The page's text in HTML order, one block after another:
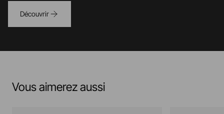
Découvrir
Vous aimerez aussi